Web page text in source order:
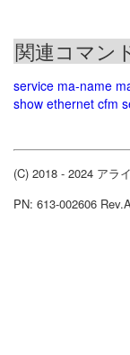
関連コマン
service ma-name
show ethernet cfm
(C) 2018 - 2024 アラ
PN: 613-002606